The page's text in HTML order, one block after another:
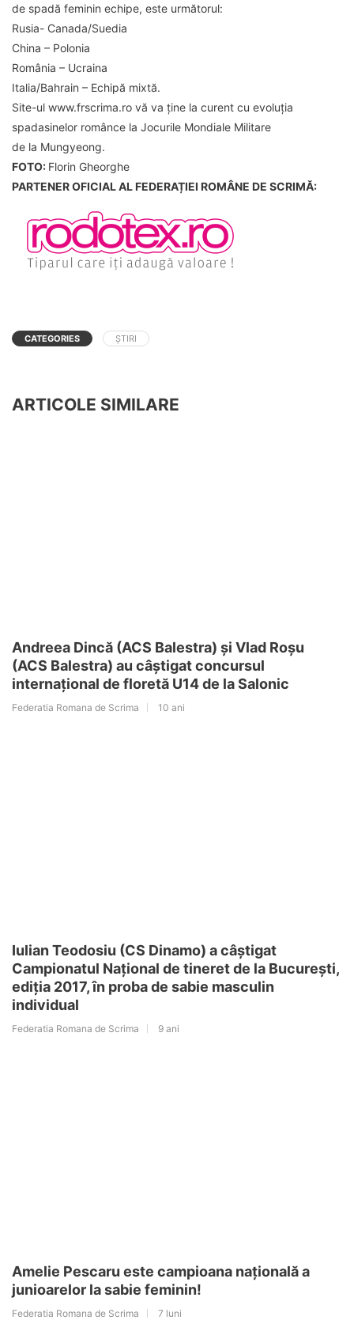
de spadă feminin echipe, este următorul:
Rusia- Canada/Suedia
China – Polonia
România – Ucraina
Italia/Bahrain – Echipă mixtă.
Site-ul www.frscrima.ro vă va ține la curent cu evoluția
spadasinelor românce la Jocurile Mondiale Militare
de la Mungyeong.
FOTO: Florin Gheorghe
PARTENER OFICIAL AL FEDERAȚIEI ROMÂNE DE SCRIMĂ:
CATEGORIES ȘTIRI
ARTICOLE SIMILARE
Andreea Dincă (ACS Balestra) și Vlad Roșu
(ACS Balestra) au câștigat concursul
internațional de floretă U14 de la Salonic
Federatia Romana de Scrima 10 ani
Iulian Teodosiu (CS Dinamo) a câștigat
Campionatul Național de tineret de la București,
ediția 2017, în proba de sabie masculin
individual
Federatia Romana de Scrima 9 ani
Amelie Pescaru este campioana națională a
junioarelor la sabie feminin!
Federatia Romana de Scrima 7 luni